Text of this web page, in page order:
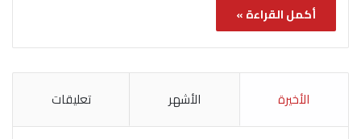
أكمل القراءة »
الأخيرة الأشهر تعليقات